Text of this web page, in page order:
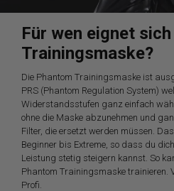
Für wen eignet
Trainingsmaske?
Die Phantom Trainingsmaske ist
PRS (Phantom Regulation System)
Widerstandsstufen ganz einfach
ohne die Maske abzunehmen und
Filter, die ersetzt werden müssen.
Beginner bis Extreme, so dass du
Leistung stetig steigern kannst. So
Phantom Trainingsmaske trainieren.
Profi.